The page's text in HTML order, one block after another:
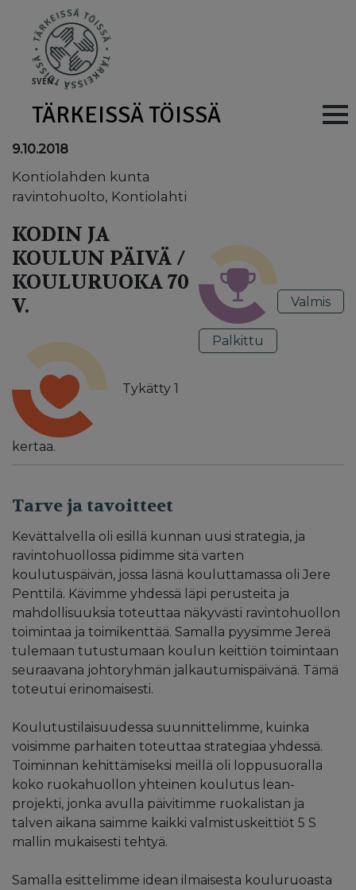
SVEN
TÄRKEISSÄ TÖISSÄ Main
9.10.2018
Kontiolahden kunta
ravintohuolto, Kontiolahti
KODIN JA
KOULUN PÄIVÄ /
KOULURUOKA 70
V.
Tykätty 1
kertaa.
Palkittu
Valmis
Tarve ja tavoitteet
Kevättalvella oli esillä kunnan uusi strategia, ja
ravintohuollossa pidimme sitä varten
koulutuspäivän, jossa läsnä kouluttamassa oli Jere
Penttilä. Kävimme yhdessä läpi perusteita ja
mahdollisuuksia toteuttaa näkyvästi ravintohuollon
toimintaa ja toimikenttää. Samalla pyysimme Jereä
tulemaan tutustumaan koulun keittiön toimintaan
seuraavana johtoryhmän jalkautumispäivänä. Tämä
toteutui erinomaisesti.
Koulutustilaisuudessa suunnittelimme, kuinka
voisimme parhaiten toteuttaa strategiaa yhdessä.
Toiminnan kehittämiseksi meillä oli loppusuoralla
koko ruokahuollon yhteinen koulutus lean-
projekti, jonka avulla päivitimme ruokalistan ja
talven aikana saimme kaikki valmistuskeittiöt 5 S
mallin mukaisesti tehtyä.
Samalla esittelimme idean ilmaisesta kouluruoasta